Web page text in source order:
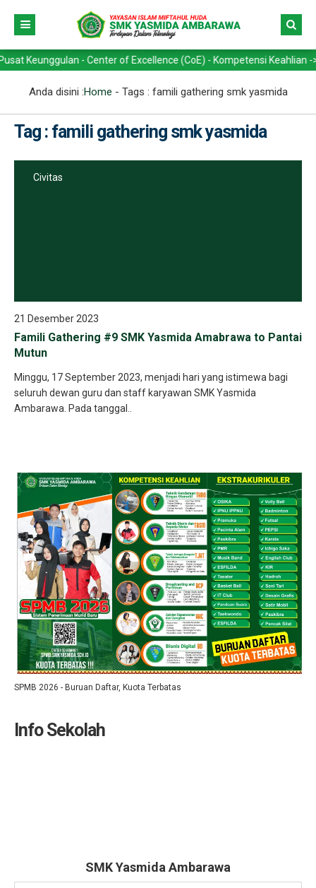
Keunggulan - Center of Excellence (CoE) - Kompetensi Keahlian ->
Anda disini :Home - Tags : famili gathering smk yasmida
Tag : famili gathering smk yasmida
Civitas
21 Desember 2023
Famili Gathering #9 SMK Yasmida Amabrawa to Pantai
Mutun
Minggu, 17 September 2023, menjadi hari yang istimewa bagi
seluruh dewan guru dan staff karyawan SMK Yasmida
Ambarawa. Pada tanggal..
SPMB 2026 - Buruan Daftar, Kuota Terbatas
Info Sekolah
SMK Yasmida Ambarawa